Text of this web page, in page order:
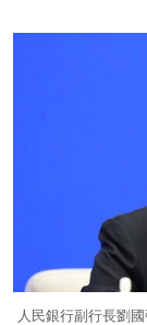
人民銀行副行長劉